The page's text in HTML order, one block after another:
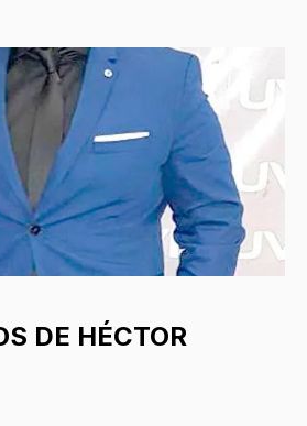
DE HÉCTOR